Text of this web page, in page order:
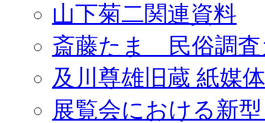
山下菊二関連資料
斎藤たま 民俗調査
及川尊雄旧蔵 紙媒
展覧会における新